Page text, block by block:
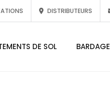
DISTRIBUTEURS
DE SOL BARDAGE